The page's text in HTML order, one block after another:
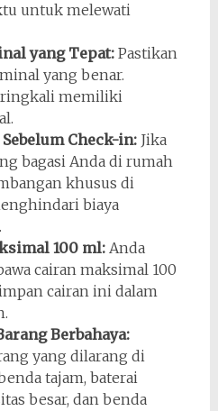
untuk melewati
yang Tepat:Pastikan
yang benar.
memiliki
Check-in:Jika
bagasi Anda di rumah
khusus di
biaya
100 ml:Anda
cairan maksimal 100
cairan ini dalam
Berbahaya:
yang dilarang di
tajam, baterai
besar, dan benda